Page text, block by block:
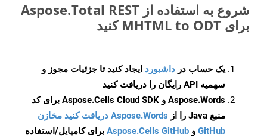
شروع به استفاده از Aspose.Total REST
برای MHTML to ODT کنید
یک حساب در داشبورد ایجاد کنید تا جزئیات مجوز و
سهمیه API رایگان را دریافت کنید
Aspose.Words و Aspose.Cells Cloud SDK برای کد
منبع Java را از
Aspose.Words دریافت کنید مخازن
GitHub و Aspose.Cells GitHub برای کامپایل/استفاده